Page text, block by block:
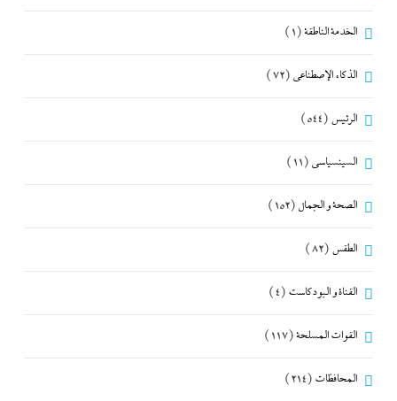
الخدمة الناطقة(1)
الذكاء الإصطناعي (72)
الرئيس (544)
السينسياسي (11)
الصحة و الجمال (152)
الطقس (82)
القناة و البودكاست (4)
القوات المسلحة(117)
المحافظات (214)